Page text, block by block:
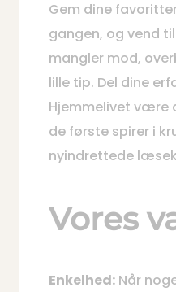
Gem dine
gangen, og vend
mangler mod,
lille tip. Del dine
Hjemmelivet være
de første spirer i
nyindrettede
Vores
Enkelhed: Når